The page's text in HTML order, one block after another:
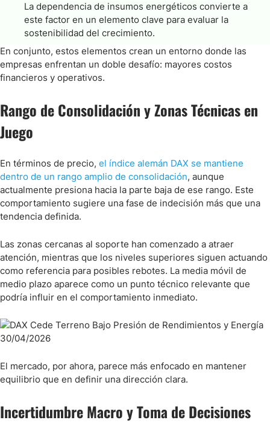
La dependencia de insumos energéticos convierte a
este factor en un elemento clave para evaluar la
sostenibilidad del crecimiento.
En conjunto, estos elementos crean un entorno donde las
empresas enfrentan un doble desafío: mayores costos
financieros y operativos.
Rango de Consolidación y Zonas Técnicas en
Juego
En términos de precio, el índice alemán DAX se mantiene
dentro de un rango amplio de consolidación, aunque
actualmente presiona hacia la parte baja de ese rango. Este
comportamiento sugiere una fase de indecisión más que una
tendencia definida.
Las zonas cercanas al soporte han comenzado a atraer
atención, mientras que los niveles superiores siguen actuando
como referencia para posibles rebotes. La media móvil de
medio plazo aparece como un punto técnico relevante que
podría influir en el comportamiento inmediato.
El mercado, por ahora, parece más enfocado en mantener
equilibrio que en definir una dirección clara.
Incertidumbre Macro y Toma de Decisiones